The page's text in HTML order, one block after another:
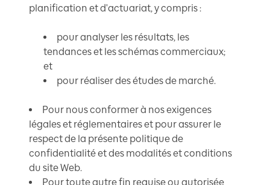
planification et d'actuariat, y compris :
pour analyser les résultats, les
tendances et les schémas commerciaux;
et
pour réaliser des études de marché.
Pour nous conformer à nos exigences
légales et réglementaires et pour assurer le
respect de la présente politique de
confidentialité et des modalités et conditions
du site Web.
Pour toute autre fin requise ou autorisée